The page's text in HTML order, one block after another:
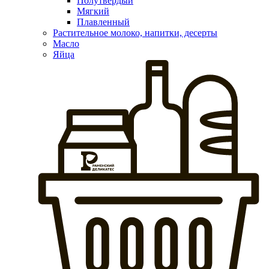
Мягкий
Плавленный
Растительное молоко, напитки, десерты
Масло
Яйца